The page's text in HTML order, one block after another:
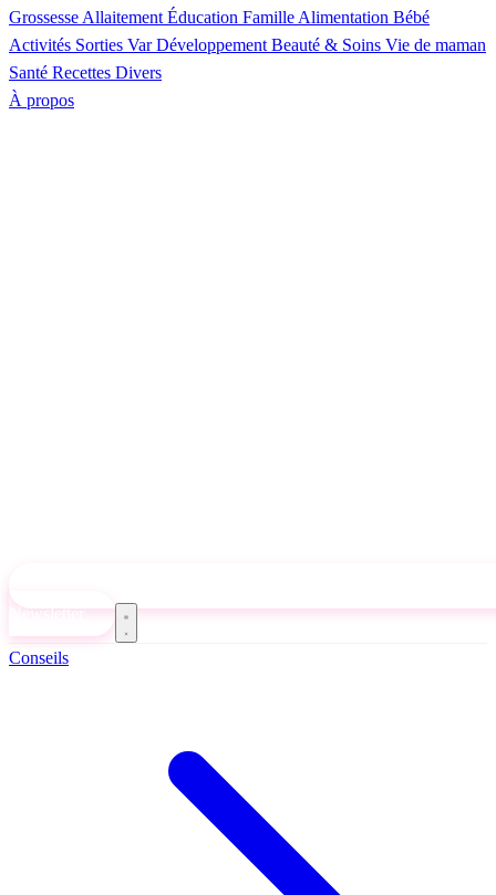
Grossesse Allaitement Éducation Famille Alimentation Bébé
Activités Sorties Var Développement Beauté & Soins Vie de maman
Santé Recettes Divers
À propos
Newsletter
Conseils